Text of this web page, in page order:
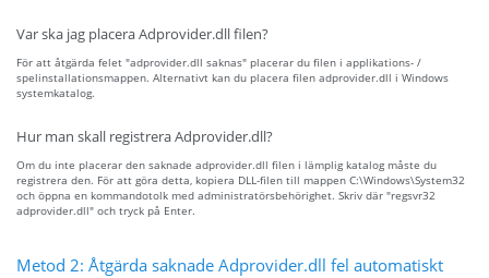
Var ska jag placera Adprovider.dll filen?
För att åtgärda felet "adprovider.dll saknas" placerar du filen i applikations- /
spelinstallationsmappen. Alternativt kan du placera filen adprovider.dll i Windows
systemkatalog.
Hur man skall registrera Adprovider.dll?
Om du inte placerar den saknade adprovider.dll filen i lämplig katalog måste du
registrera den. För att göra detta, kopiera DLL-filen till mappen C:\Windows\System32
och öppna en kommandotolk med administratörsbehörighet. Skriv där "regsvr32
adprovider.dll" och tryck på Enter.
Metod 2: Åtgärda saknade Adprovider.dll fel automatiskt